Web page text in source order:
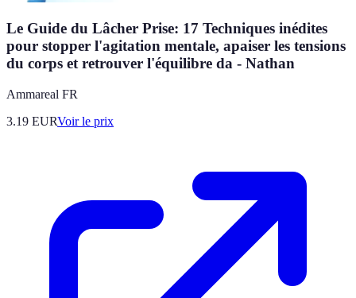
Le Guide du Lâcher Prise: 17 Techniques inédites
pour stopper l'agitation mentale, apaiser les tensions
du corps et retrouver l'équilibre da - Nathan
Ammareal FR
3.19 EURVoir le prix